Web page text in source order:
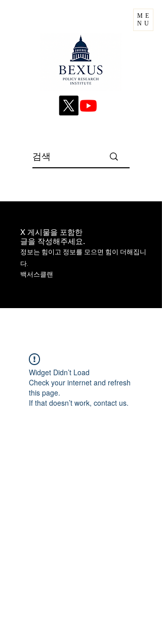
ME
NU
X 게시물을 포함한
​글을 작성해주세요.
정보는 힘이고 정보를 모으면 힘이 더해집니
다.
백서스클랜
Widget Didn’t Load
Check your internet and refresh
this page.
If that doesn’t work, contact us.